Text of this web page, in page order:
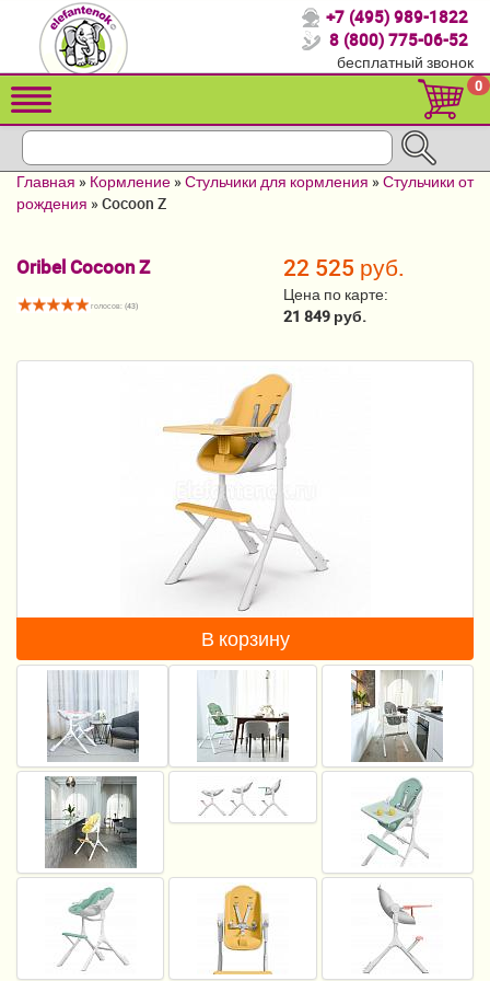
Спасибо, что выбрали нас!
Распродажа!
Детские коляски
Кроватки для новорожденных
Мебель и аксессуары
Постельные принадлежности
Манежи
Безопасность ребенка
Ходунки и прыгунки
Игры и развитие
Принадлежности для выписки
Сумки для мам и детей
Кенгуру и слинги
+7 (495) 989-1822
8 (800) 775-06-52
бесплатный звонок
0
Главная » Кормление »Стульчики для кормления »Стульчики от
рождения »Cocoon Z
Oribel Cocoon Z
голосов: (43)
22 525 руб.
Цена по карте:
21 849 руб.
В корзину